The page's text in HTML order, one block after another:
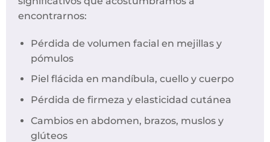
encontrarnos:
Pérdida de volumen facial en mejillas y
pómulos
Piel flácida en mandíbula, cuello y cuerpo
Pérdida de firmeza y elasticidad cutánea
Cambios en abdomen, brazos, muslos y
glúteos